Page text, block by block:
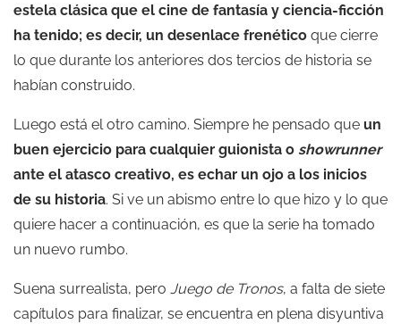
estela clásica que el cine de fantasía y ciencia-ficción
ha tenido; es decir, un desenlace frenético que cierre
lo que durante los anteriores dos tercios de historia se
habían construido.
Luego está el otro camino. Siempre he pensado que un
buen ejercicio para cualquier guionista o showrunner
ante el atasco creativo, es echar un ojo a los inicios
de su historia. Si ve un abismo entre lo que hizo y lo que
quiere hacer a continuación, es que la serie ha tomado
un nuevo rumbo.
Suena surrealista, pero Juego de Tronos, a falta de siete
capítulos para finalizar, se encuentra en plena disyuntiva